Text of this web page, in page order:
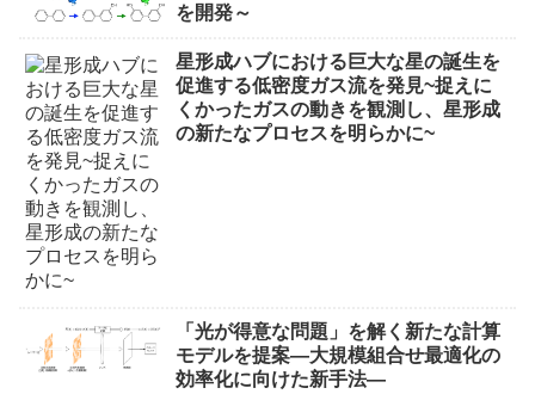
を開発～
星形成ハブにおける巨大な星の誕生を
促進する低密度ガス流を発見~捉えに
くかったガスの動きを観測し、星形成
の新たなプロセスを明らかに~
「光が得意な問題」を解く新たな計算
モデルを提案―大規模組合せ最適化の
効率化に向けた新手法―